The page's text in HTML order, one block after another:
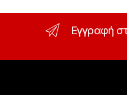
Εγγραφή